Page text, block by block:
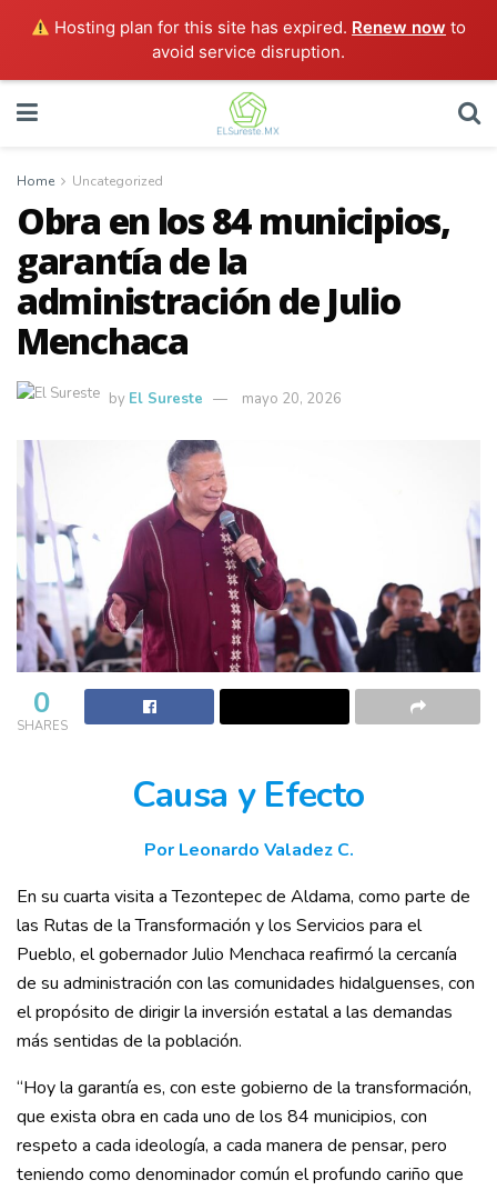
Hosting plan for this site has expired. Renew now to
avoid service disruption.
Home Uncategorized
Obra en los 84 municipios,
garantía de la
administración de Julio
Menchaca
by El Sureste mayo 20, 2026
0
SHARES
Causa y Efecto
Por Leonardo Valadez C.
En su cuarta visita a Tezontepec de Aldama, como parte de
las Rutas de la Transformación y los Servicios para el
Pueblo, el gobernador Julio Menchaca reafirmó la cercanía
de su administración con las comunidades hidalguenses, con
el propósito de dirigir la inversión estatal a las demandas
más sentidas de la población.
“Hoy la garantía es, con este gobierno de la transformación,
que exista obra en cada uno de los 84 municipios, con
respeto a cada ideología, a cada manera de pensar, pero
teniendo como denominador común el profundo cariño que